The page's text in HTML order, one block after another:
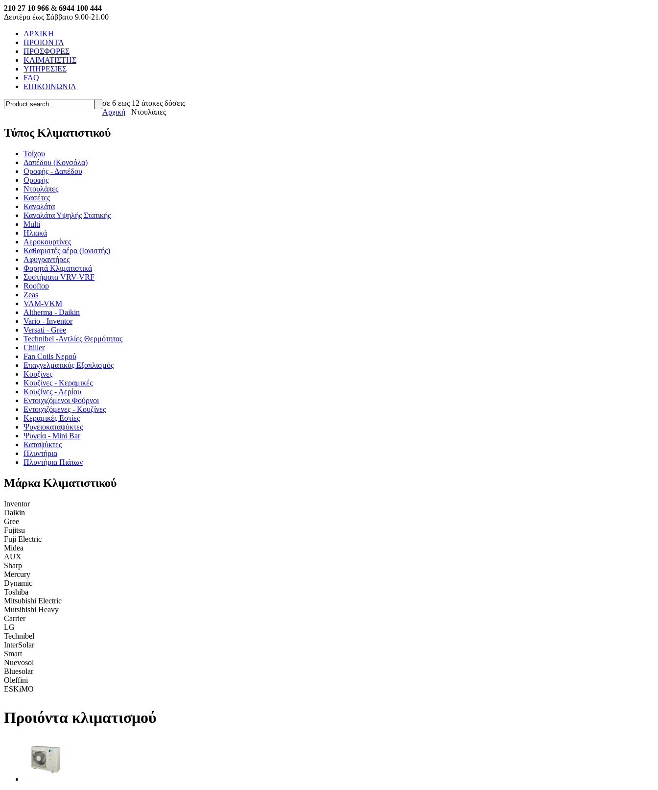
210 27 10 966 & 6944 100 444
Δευτέρα έως Σάββατο 9.00-21.00
ΑΡΧΙΚΗ
ΠΡΟΙΟΝΤΑ
ΠΡΟΣΦΟΡΕΣ
ΚΛΙΜΑΤΙΣΤΗΣ
ΥΠΗΡΕΣΙΕΣ
FAQ
ΕΠΙΚΟΙΝΩΝΙΑ
σε 6 εως 12 άτοκες δόσεις
Αρχική
Ντουλάπες
Τύπος Κλιματιστικού
Τοίχου
Δαπέδου (Κονσόλα)
Οροφής - Δαπέδου
Οροφής
Ντουλάπες
Κασέτες
Καναλάτα
Καναλάτα Υψηλής Στατικής
Multi
Ηλιακά
Αεροκουρτίνες
Καθαριστές αέρα (Ιονιστής)
Αφυγραντήρες
Φορητά Κλιματιστικά
Συστήματα VRV-VRF
Rooftop
Zeas
VAM-VKM
Altherma - Daikin
Vario - Inventor
Versati - Gree
Technibel -Αντλίες Θερμότητας
Chiller
Fan Coils Νερού
Επαγγελματικός Εξοπλισμός
Κουζίνες
Κουζίνες - Κεραμικές
Κουζίνες - Αερίου
Εντοιχιζόμενοι Φούρνοι
Εντοιχιζόμενες - Κουζίνες
Κεραμικές Εστίες
Ψυγειοκαταψύκτες
Ψυγεία - Mini Bar
Καταψύκτες
Πλυντήρια
Πλυντήρια Πιάτων
Μάρκα Κλιματιστικού
Inventor
Daikin
Gree
Fujitsu
Fuji Electric
Midea
AUX
Sharp
Mercury
Dynamic
Toshiba
Mitsubishi Electric
Mutsibishi Heavy
Carrier
LG
Technibel
InterSolar
Smart
Nuevosol
Bluesolar
Oleffini
ESKiMO
Προιόντα κλιματισμού